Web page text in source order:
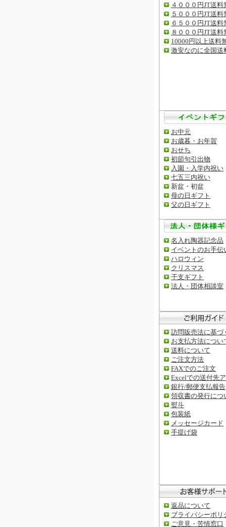
４０００円JT送料
５０００円JT送料
６５００円JT送料
８０００円JT送料
10000円以上送料
激安なのに全国送
お中元
お歳暮・お年賀
おせち
初節句引出物
入園・入学内祝い
七五三内祝い
新盆・初盆
母の日ギフト
父の日ギフト
名入れ陶器記念品
イベントのお手伝
ハロウィン
クリスマス
干支ギフト
法人・団体相談室
訪問販売法に基づ
お支払方法につい
送料について
ご注文方法
FAXでのご注文
Excelでの送付先
銀行/郵便支払報告
領収書の発行につ
熨斗
包装紙
メッセージカード
手提げ袋
返品について
ブライバシーポリ
ご意見・苦情窓口